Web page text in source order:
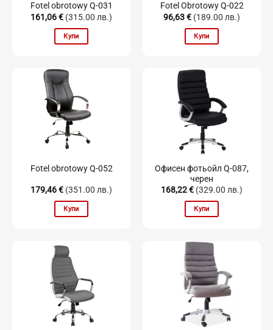
Fotel obrotowy Q-031
161,06€ (315.00 лв.)
Купи
Fotel Obrotowy Q-022
96,63€ (189.00 лв.)
Купи
Fotel obrotowy Q-052
179,46€ (351.00 лв.)
Купи
Офисен фотьойл Q-087,
черен
168,22€ (329.00 лв.)
Купи